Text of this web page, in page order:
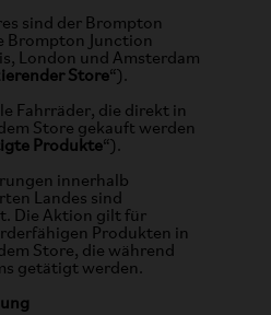
sind der Brompton
Brompton Junction
London und Amsterdam
Store“).
Fahrräder, die direkt in
Store gekauft werden
Produkte“).
innerhalb
Landes sind
Die Aktion gilt für
Produkten in
Store, die während
getätigt werden.